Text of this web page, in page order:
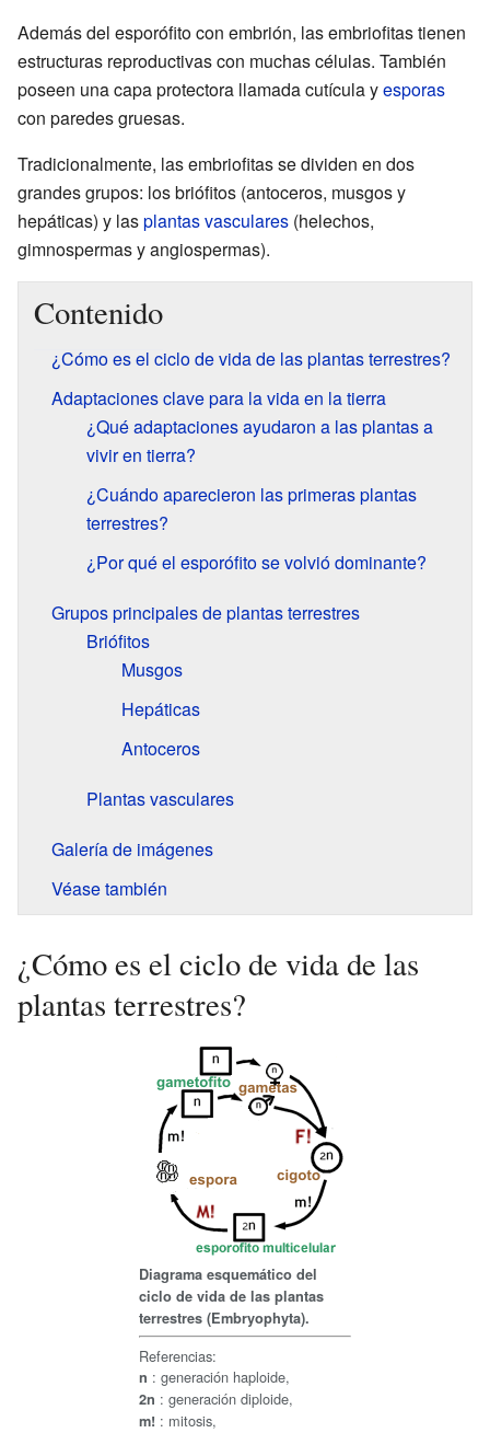
Además del esporófito con embrión, las embriofitas tienen
estructuras reproductivas con muchas células. También
poseen una capa protectora llamada cutícula yesporas
con paredes gruesas.
Tradicionalmente, las embriofitas se dividen en dos
grandes grupos: los briófitos (antoceros, musgos y
hepáticas) y lasplantas vasculares (helechos,
gimnospermas y angiospermas).
Contenido
¿Cómo es el ciclo de vida de las plantas terrestres?
Adaptaciones clave para la vida en la tierra
¿Qué adaptaciones ayudaron a las plantas a
vivir en tierra?
¿Cuándo aparecieron las primeras plantas
terrestres?
¿Por qué el esporófito se volvió dominante?
Grupos principales de plantas terrestres
Briófitos
Musgos
Hepáticas
Antoceros
Plantas vasculares
Galería de imágenes
Véase también
¿Cómo es el ciclo de vida de las
plantas terrestres?
Diagrama esquemático del
ciclo de vida de las plantas
terrestres (Embryophyta).
Referencias:
n : generación haploide,
2n : generación diploide,
m! : mitosis,